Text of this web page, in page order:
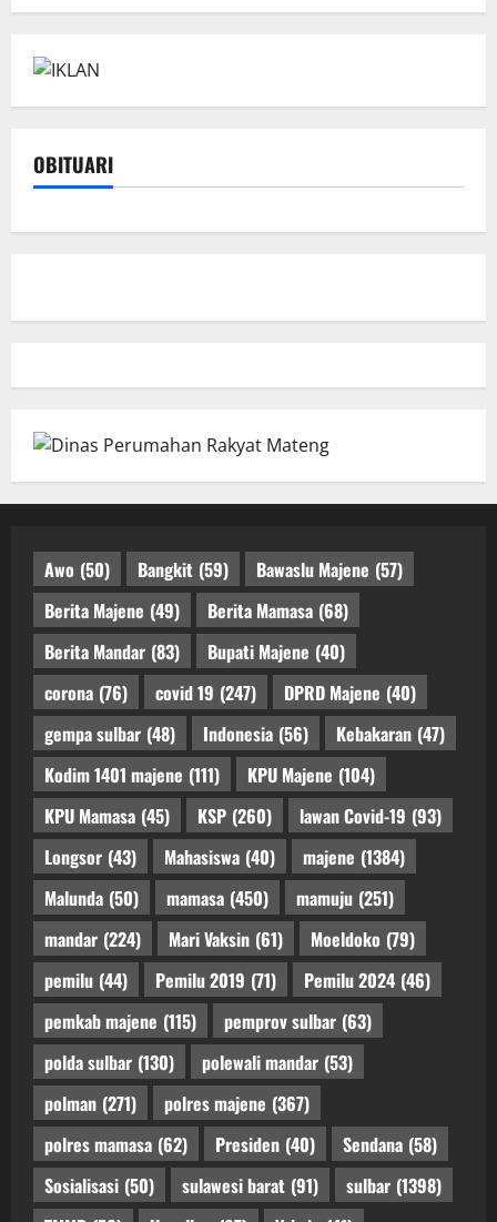
OBITUARI
Awo (50) Bangkit (59) Bawaslu Majene (57)
Berita Majene (49) Berita Mamasa (68)
Berita Mandar (83) Bupati Majene (40)
corona (76) covid 19 (247) DPRD Majene (40)
gempa sulbar (48) Indonesia (56) Kebakaran (47)
Kodim 1401 majene (111) KPU Majene (104)
KPU Mamasa (45) KSP (260) lawan Covid-19 (93)
Longsor (43) Mahasiswa (40) majene (1384)
Malunda (50) mamasa (450) mamuju (251)
mandar (224) Mari Vaksin (61) Moeldoko (79)
pemilu (44) Pemilu 2019 (71) Pemilu 2024 (46)
pemkab majene (115) pemprov sulbar (63)
polda sulbar (130) polewali mandar (53)
polman (271) polres majene (367)
polres mamasa (62) Presiden (40) Sendana (58)
Sosialisasi (50) sulawesi barat (91) sulbar (1398)